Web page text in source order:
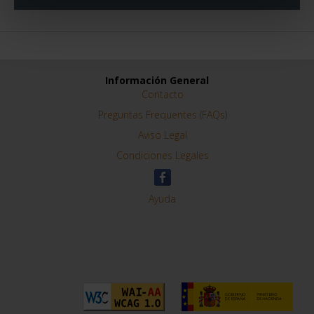
Información General
Contacto
Preguntas Frequentes (FAQs)
Aviso Legal
Condiciones Legales
Ayuda